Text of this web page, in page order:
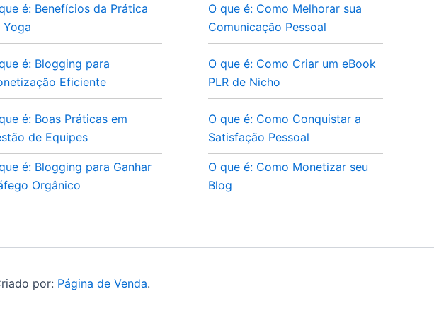
é: Benefícios da Prática
Yoga
é: Blogging para
Eficiente
é: Boas Práticas em
de Equipes
é: Blogging para Ganhar
Orgânico
O que é: Como Melhorar sua
Comunicação Pessoal
O que é: Como Criar um eBook
PLR de Nicho
O que é: Como Conquistar a
Satisfação Pessoal
O que é: Como Monetizar seu
Blog
por: Página de Venda.